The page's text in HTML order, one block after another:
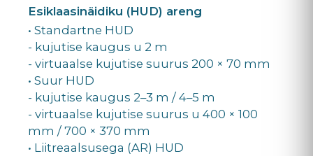
Esiklaasinäidiku (HUD) areng
• Standartne HUD
- kujutise kaugus u 2 m
- virtuaalse kujutise suurus 200 × 70 mm
• Suur HUD
- kujutise kaugus 2–3 m / 4–5 m
- virtuaalse kujutise suurus u 400 × 100
mm / 700 × 370 mm
• Liitreaalsusega (AR) HUD